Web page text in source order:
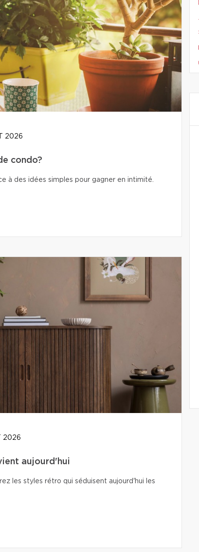
2026
condo?
à des idées simples pour gagner en intimité.
2026
aujourd'hui
les styles rétro qui séduisent aujourd'hui les